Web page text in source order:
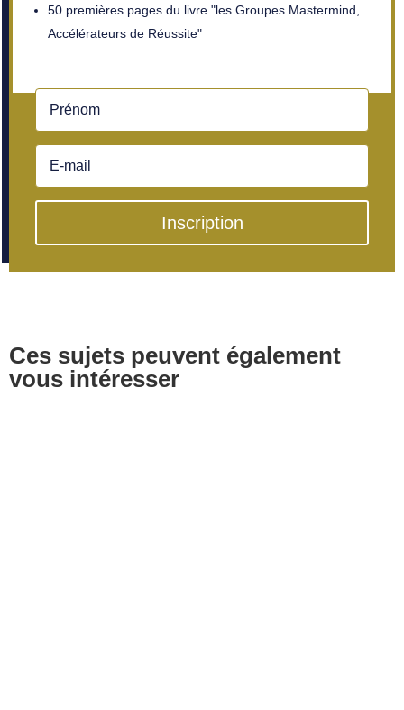
50 premières pages du livre "les Groupes Mastermind,
Accélérateurs de Réussite"
Inscription
Ces sujets peuvent également
vous intéresser